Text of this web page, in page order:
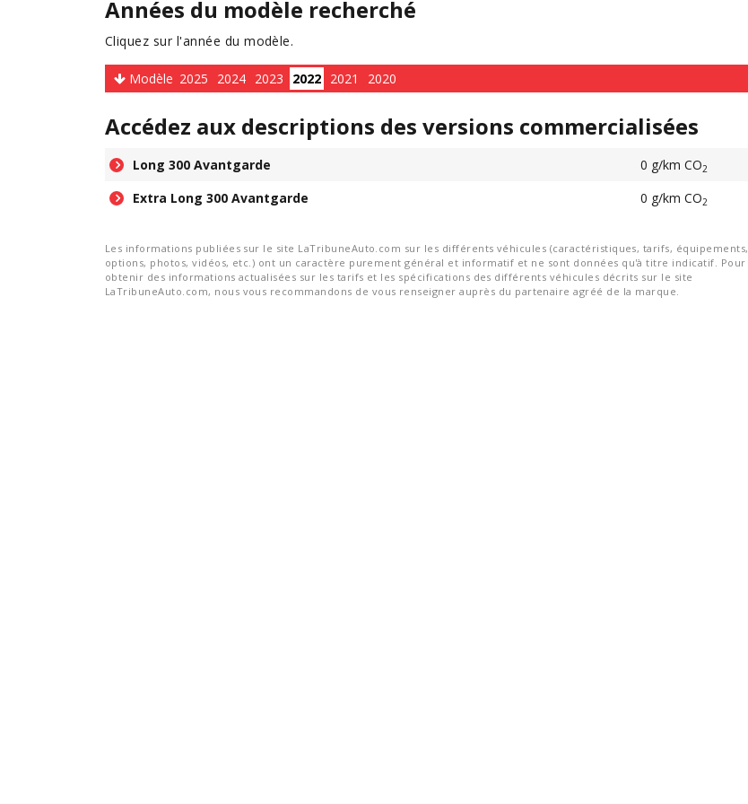
Années du modèle recherché
Cliquez sur l'année du modèle.
Modèle 2025 2024 2023 2022 2021 2020
Accédez aux descriptions des versions commercialisées
Long 300 Avantgarde 0 g/km CO2
Extra Long 300 Avantgarde 0 g/km CO2
Les informations publiées sur le site LaTribuneAuto.com sur les différents véhicules (caractéristiques, tarifs, équipements,
options, photos, vidéos, etc.) ont un caractère purement général et informatif et ne sont données qu'à titre indicatif. Pour
obtenir des informations actualisées sur les tarifs et les spécifications des différents véhicules décrits sur le site
LaTribuneAuto.com, nous vous recommandons de vous renseigner auprès du partenaire agréé de la marque.